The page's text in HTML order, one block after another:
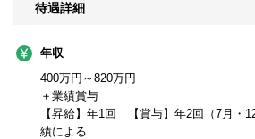
待遇詳細
年収
400万円～820万円
＋業績賞与
【昇給】年1回 【賞与】年2回（7月・
績による